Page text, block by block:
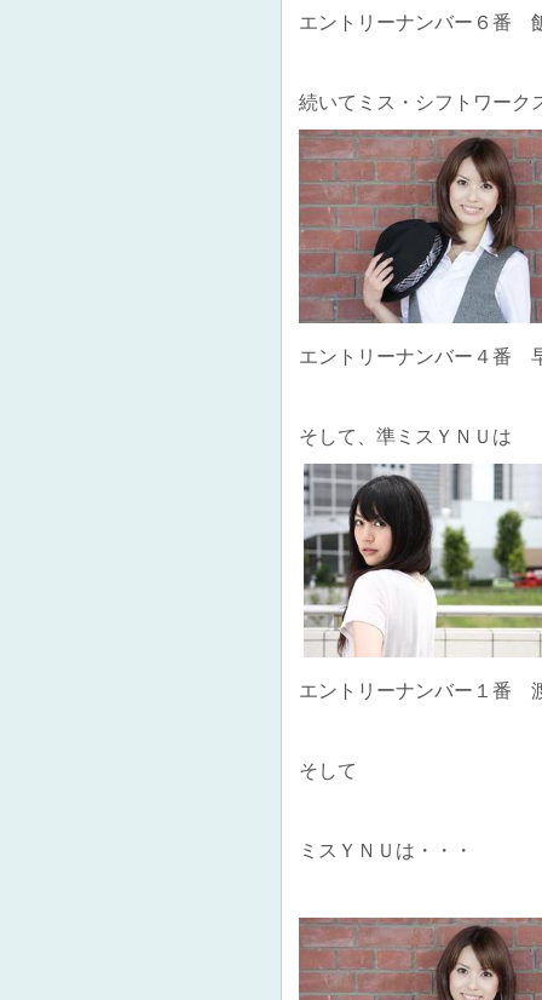
エントリーナンバー６番
続いてミス・シフトワーク
エントリーナンバー４番
そして、準ミスＹＮＵは
エントリーナンバー１番
そして
ミスＹＮＵは・・・